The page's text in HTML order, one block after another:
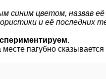
синим цветом, назвав
и её последних
.
пагубно сказывается